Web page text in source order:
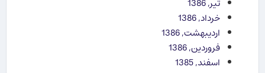
تیر, 1386
خرداد, 1386
اردیبهشت, 1386
فروردین, 1386
اسفند, 1385